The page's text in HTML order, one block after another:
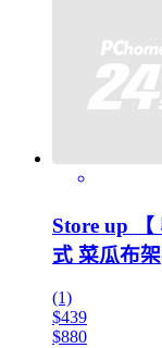
Store up 【
式 菜瓜布
(1)
$439
$880